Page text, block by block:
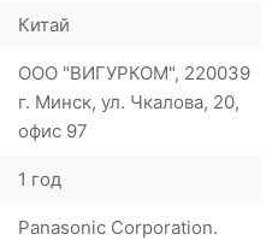
Китай
ООО "ВИГУРКОМ", 220039
г. Минск, ул. Чкалова, 20,
офис 97
1 год
Panasonic Corporation.